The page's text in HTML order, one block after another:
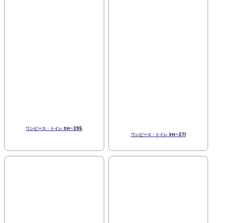
ワンピース・トイレ SH-295
ワンピース・トイレ SH-271